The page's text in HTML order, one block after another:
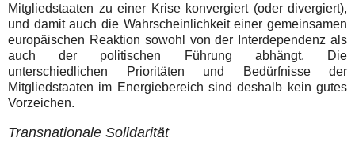
Mitgliedstaaten zu einer Krise konvergiert (oder divergiert),
und damit auch die Wahrscheinlichkeit einer gemeinsamen
europäischen Reaktion sowohl von der Interdependenz als
auch der politischen Führung abhängt. Die
unterschiedlichen Prioritäten und Bedürfnisse der
Mitgliedstaaten im Energiebereich sind deshalb kein gutes
Vorzeichen.
Transnationale Solidarität